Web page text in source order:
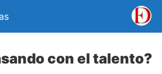
con el talento?